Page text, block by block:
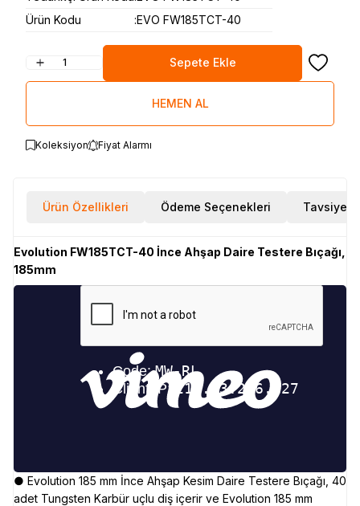
Ürün Kodu
:EVO FW185TCT-40
Sepete Ekle Favoriye
HEMEN AL
Koleksiyon Fiyat Alarmı
Ürün Özellikleri Ödeme Seçenekleri Tavsiye Et
Evolution FW185TCT-40 İnce Ahşap Daire Testere Bıçağı,
185mm
● Evolution 185 mm İnce Ahşap Kesim Daire Testere Bıçağı, 40
adet Tungsten Karbür uçlu diş içerir ve Evolution 185 mm